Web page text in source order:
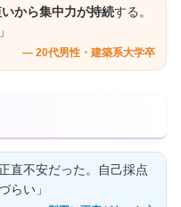
から集中力が持続する。
— 20代男性・建築系大学卒
直不安だった。自己採点
らい」